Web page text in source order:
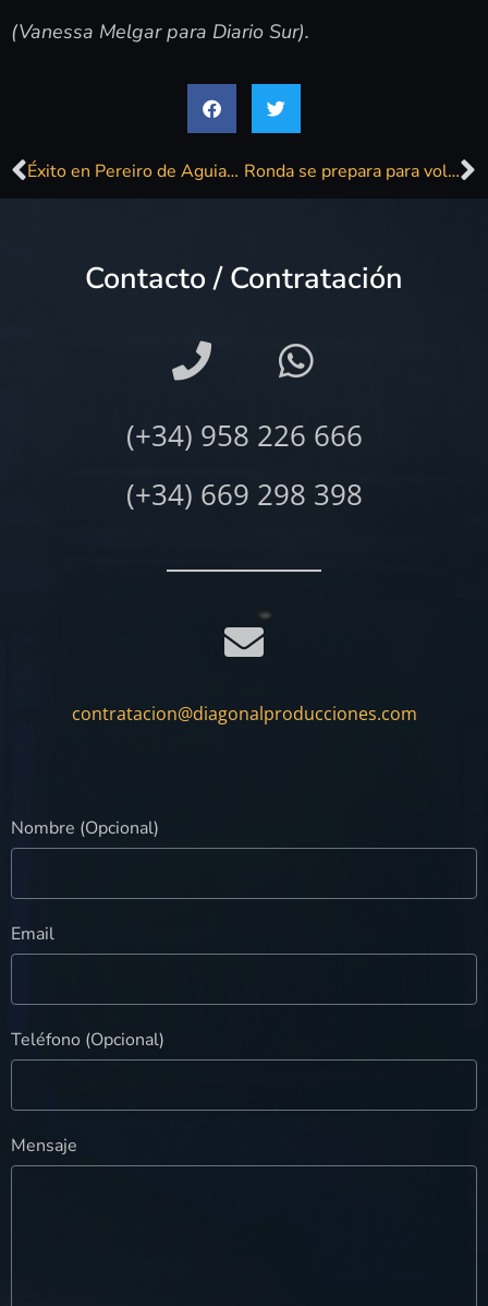
(Vanessa Melgar para Diario Sur).
Éxito en Pereiro de Aguiar (Ourense) con los 40 classic Locos Por Galicia Ronda se prepara para volver a la normalidad en la Feria de Pedro Romero
Contacto / Contratación
(+34) 958 226 666
(+34) 669 298 398
contratacion@diagonalproducciones.com
Nombre (Opcional)
Email
Teléfono (Opcional)
Mensaje